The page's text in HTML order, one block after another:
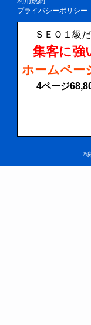
プライバシーポリシー
ＳＥＯ１級
集客に強い
ホームペー
4ページ
©